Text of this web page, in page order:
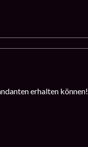
erhalten können!